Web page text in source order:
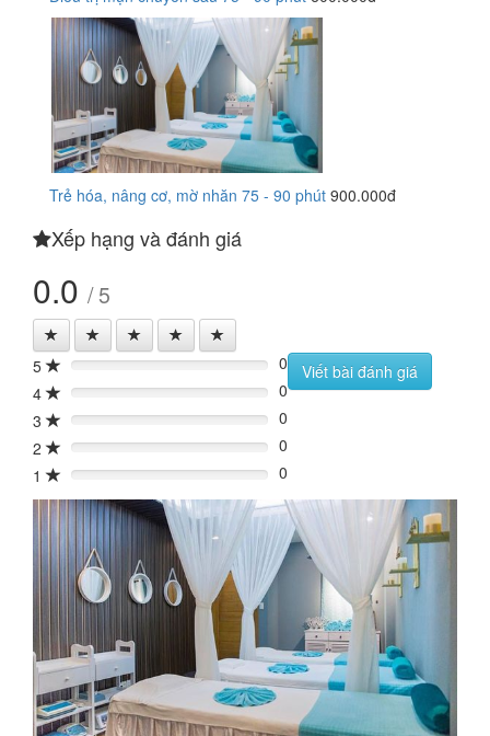
Trẻ hóa, nâng cơ, mờ nhăn 75 - 90 phút 900.000đ
Xếp hạng và đánh giá
0.0 / 5
5 0%
0
4
0%
0
3
0%
0
2
0%
0
1
0% 0
Viết bài đánh giá